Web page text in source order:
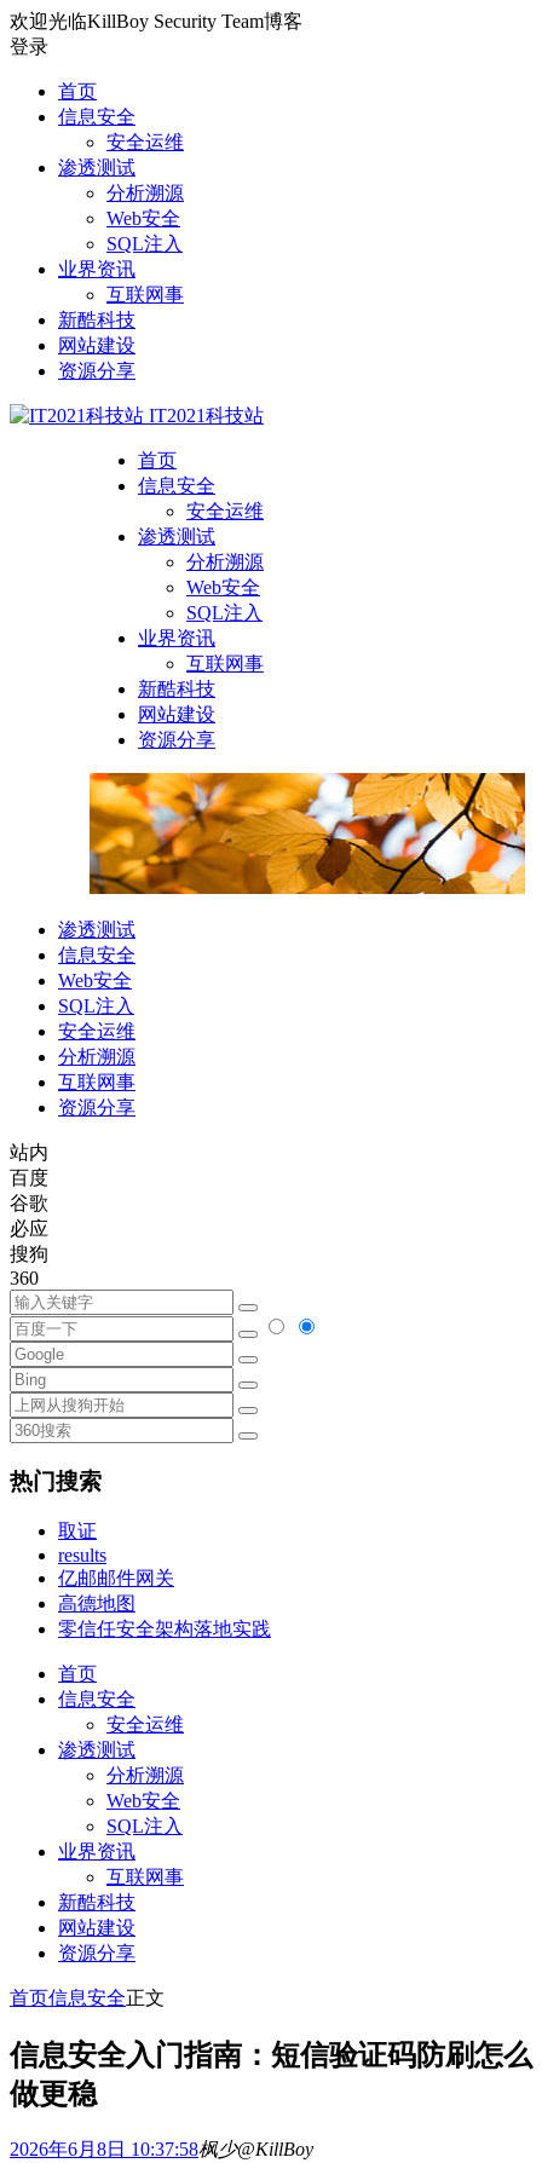
欢迎光临KillBoy Security Team博客
登录
首页
信息安全
安全运维
渗透测试
分析溯源
Web安全
SQL注入
业界资讯
互联网事
新酷科技
网站建设
资源分享
IT2021科技站
首页
信息安全
安全运维
渗透测试
分析溯源
Web安全
SQL注入
业界资讯
互联网事
新酷科技
网站建设
资源分享
渗透测试
信息安全
Web安全
SQL注入
安全运维
分析溯源
互联网事
资源分享
站内
百度
谷歌
必应
搜狗
360
热门搜索
取证
results
亿邮邮件网关
高德地图
零信任安全架构落地实践
首页
信息安全
安全运维
渗透测试
分析溯源
Web安全
SQL注入
业界资讯
互联网事
新酷科技
网站建设
资源分享
首页信息安全正文
信息安全入门指南：短信验证码防刷怎么
做更稳
2026年6月8日 10:37:58枫少@KillBoy